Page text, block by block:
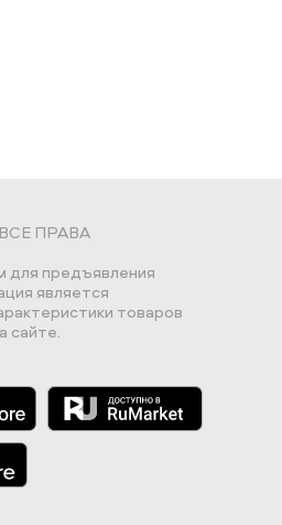
ПРАВА
для предъявления
является
товаров
сайте.